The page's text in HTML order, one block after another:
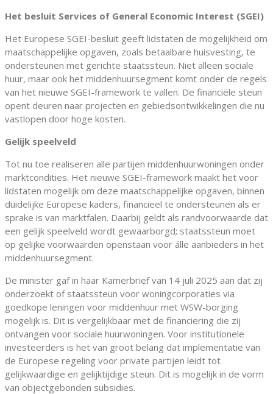
Het besluit Services of General Economic Interest (SGEI)
Het Europese SGEI-besluit geeft lidstaten de mogelijkheid om
maatschappelijke opgaven, zoals betaalbare huisvesting, te
ondersteunen met gerichte staatssteun. Niet alleen sociale
huur, maar ook het middenhuursegment komt onder de regels
van het nieuwe SGEI-framework te vallen. De financiële steun
opent deuren naar projecten en gebiedsontwikkelingen die nu
vastlopen door hoge kosten.
Gelijk speelveld
Tot nu toe realiseren alle partijen middenhuurwoningen onder
marktcondities. Het nieuwe SGEI-framework maakt het voor
lidstaten mogelijk om deze maatschappelijke opgaven, binnen
duidelijke Europese kaders, financieel te ondersteunen als er
sprake is van marktfalen. Daarbij geldt als randvoorwaarde dat
een gelijk speelveld wordt gewaarborgd; staatssteun moet
op gelijke voorwaarden openstaan voor álle aanbieders in het
middenhuursegment.
De minister gaf in haar Kamerbrief van 14 juli 2025 aan dat zij
onderzoekt of staatssteun voor woningcorporaties via
goedkope leningen voor middenhuur met WSW-borging
mogelijk is. Dit is vergelijkbaar met de financiering die zij
ontvangen voor sociale huurwoningen. Voor institutionele
investeerders is het van groot belang dat implementatie van
de Europese regeling voor private partijen leidt tot
gelijkwaardige en gelijktijdige steun. Dit is mogelijk in de vorm
van objectgebonden subsidies.